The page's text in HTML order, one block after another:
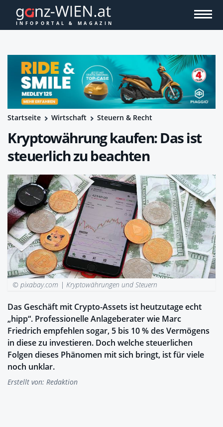
Startseite Wirtschaft Steuern & Recht
Kryptowährung kaufen: Das ist
steuerlich zu beachten
© pixabay.com |Kryptowährungen und Steuern
Das Geschäft mit Crypto-Assets ist heutzutage echt
„hipp“. Professionelle Anlageberater wie Marc
Friedrich empfehlen sogar, 5 bis 10 % des Vermögens
in diese zu investieren. Doch welche steuerlichen
Folgen dieses Phänomen mit sich bringt, ist für viele
noch unklar.
Erstellt von: Redaktion